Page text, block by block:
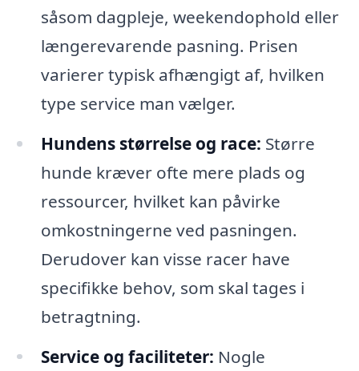
såsom dagpleje, weekendophold eller
længerevarende pasning. Prisen
varierer typisk afhængigt af, hvilken
type service man vælger.
Hundens størrelse og race: Større
hunde kræver ofte mere plads og
ressourcer, hvilket kan påvirke
omkostningerne ved pasningen.
Derudover kan visse racer have
specifikke behov, som skal tages i
betragtning.
Service og faciliteter: Nogle